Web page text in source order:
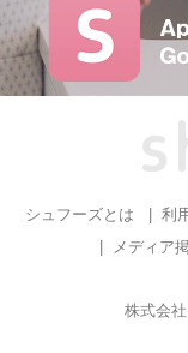
シュフーズとは 利
メディア
株式会